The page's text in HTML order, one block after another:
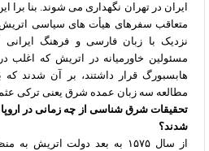
متعاقب سفرهای هیأت های سیاسی اتریش
نزدیک با زبان فارسی و فرهنگ ایرانی
مسئولین خاورمیانه در اتریش که اغلب
هابسبورگ قرار داشتند، بر آن شدند
مطالعه سه زبان عمده شرق یعنی ترکی
تحقیقات شرق شناسی از چه زمانی در
شدند؟
از سال ۱۵۷۵ به بعد دولت